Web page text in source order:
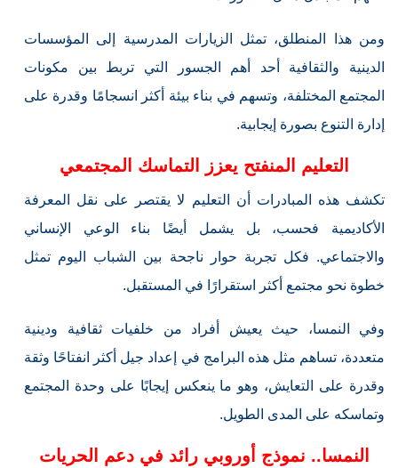
ومن هذا المنطلق، تمثل الزيارات المدرسية إلى المؤسسات
الدينية والثقافية أحد أهم الجسور التي تربط بين مكونات
المجتمع المختلفة، وتسهم في بناء بيئة أكثر انسجامًا وقدرة على
إدارة التنوع بصورة إيجابية.
التعليم المنفتح يعزز التماسك المجتمعي
تكشف هذه المبادرات أن التعليم لا يقتصر على نقل المعرفة
الأكاديمية فحسب، بل يشمل أيضًا بناء الوعي الإنساني
والاجتماعي. فكل تجربة حوار ناجحة بين الشباب اليوم تمثل
خطوة نحو مجتمع أكثر استقرارًا في المستقبل.
وفي النمسا، حيث يعيش أفراد من خلفيات ثقافية ودينية
متعددة، تساهم مثل هذه البرامج في إعداد جيل أكثر انفتاحًا وثقة
وقدرة على التعايش، وهو ما ينعكس إيجابًا على وحدة المجتمع
وتماسكه على المدى الطويل.
النمسا.. نموذج أوروبي رائد في دعم الحريات